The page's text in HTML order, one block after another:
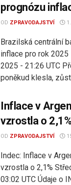
prognózu
OD ZPRAVODAJSTVÍ
Brazilská centrální
inflace pro rok
2025 - 21:26 UTC
poněkud klesla,
Inflace v
vzrostla o
OD ZPRAVODAJSTVÍ
Indec: Inflace v
vzrostla o 2,1%
03:02 UTC Údaje o